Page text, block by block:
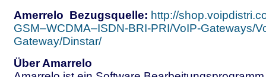
Amerrelo Bezugsquelle: http://
GSM–WCDMA–ISDN-BRI-PRI/VoIP-Gateways/
Gateway/Dinstar/
Über Amarrelo